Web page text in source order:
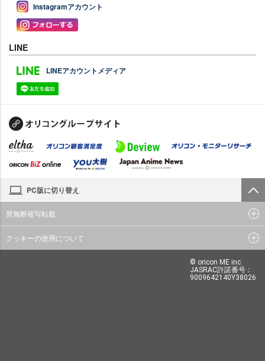
Instagramアカウント
LINE
LINEアカウントメディア
PC版に切り替え
禁無断複写転載
クッキーの使用について
© oricon ME inc.
JASRAC許諾番号：
9009642140Y38026